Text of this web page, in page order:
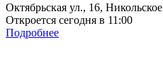
Октябрьская ул., 16, Никольское
Откроется сегодня в 11:00
Подробнее